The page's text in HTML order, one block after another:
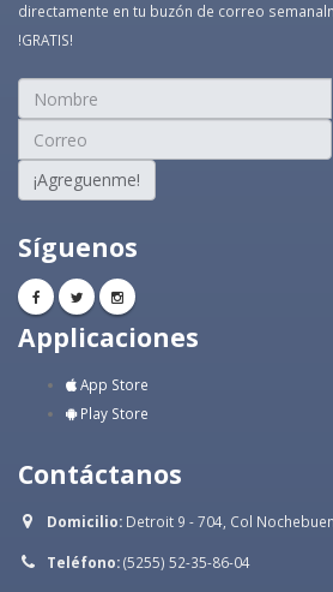
directamente en tu buzón de correo
!GRATIS!
¡Agreguenme!
Síguenos
Applicaciones
App Store
Play Store
Contáctanos
Domicilio: Detroit 9 - 704, Col
Teléfono:(5255) 52-35-86-04